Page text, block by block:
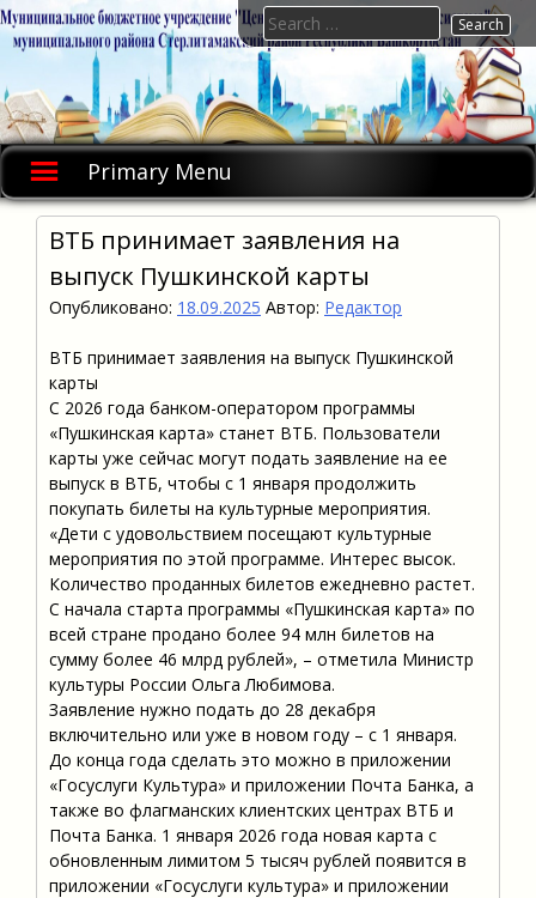
Skip
to
Primary Menu
Search
for:
ВТБ принимает заявления на
выпуск Пушкинской карты
Опубликовано: 18.09.2025 Автор: Редактор
ВТБ принимает заявления на выпуск Пушкинской
карты
С 2026 года банком-оператором программы
«Пушкинская карта» станет ВТБ. Пользователи
карты уже сейчас могут подать заявление на ее
выпуск в ВТБ, чтобы с 1 января продолжить
покупать билеты на культурные мероприятия.
«Дети с удовольствием посещают культурные
мероприятия по этой программе. Интерес высок.
Количество проданных билетов ежедневно растет.
С начала старта программы «Пушкинская карта» по
всей стране продано более 94 млн билетов на
сумму более 46 млрд рублей», – отметила Министр
культуры России Ольга Любимова.
Заявление нужно подать до 28 декабря
включительно или уже в новом году – с 1 января.
До конца года сделать это можно в приложении
«Госуслуги Культура» и приложении Почта Банка, а
также во флагманских клиентских центрах ВТБ и
Почта Банка. 1 января 2026 года новая карта с
обновленным лимитом 5 тысяч рублей появится в
приложении «Госуслуги культура» и приложении